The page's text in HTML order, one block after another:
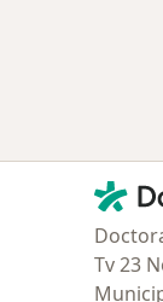
Tv 23